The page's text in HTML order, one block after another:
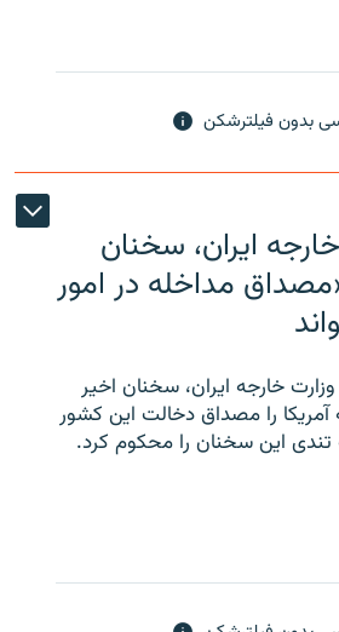
بدون فیلترشکن
ایران، سخنان
مداخله در امور
خارجه ایران، سخنان اخیر
آمریکا را مصداق دخالت این کشور
تندی این سخنان را محکوم کرد.